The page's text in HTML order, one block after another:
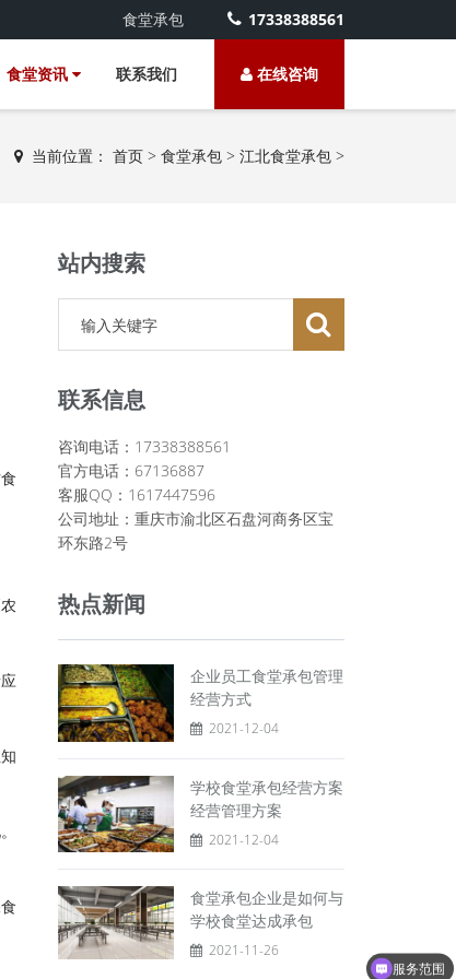
食堂承包 17338388561
在线咨询
食堂资讯 联系我们
当前位置： 首页 > 食堂承包 > 江北食堂承包 >
站内搜索
联系信息
咨询电话：17338388561
官方电话：67136887
客服QQ：1617447596
公司地址：重庆市渝北区石盘河商务区宝
环东路2号
热点新闻
企业员工食堂承包管理
经营方式
2021-12-04
学校食堂承包经营方案
经营管理方案
2021-12-04
食堂承包企业是如何与
学校食堂达成承包
2021-11-26
服务范围